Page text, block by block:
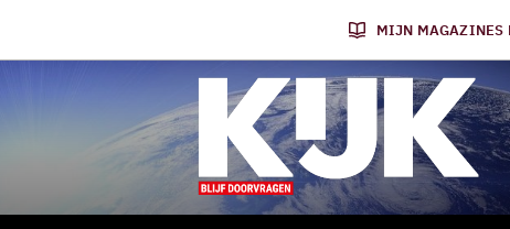
MIJN MAGAZINES